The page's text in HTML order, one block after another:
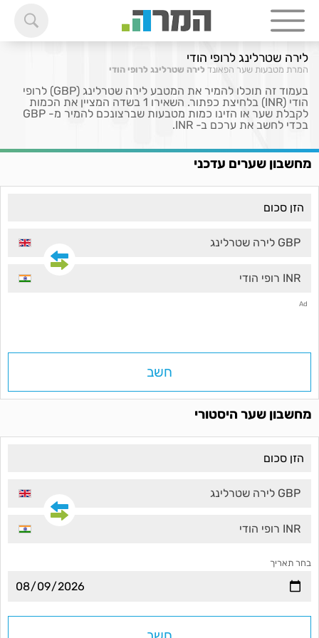
לירה שטרלינג לרופי הודי
המרת מטבעות שער הפאונד לירה שטרלינג לרופי הודי
בעמוד זה תוכלו להמיר את המטבע לירה שטרלינג (GBP) לרופי
הודי (INR) בלחיצת כפתור. השאירו 1 בשדה המציין את הכמות
לקבלת שער או הזינו כמות מטבעות שברצונכם להמיר מ- GBP
בכדי לחשב את ערכם ב- INR.
מחשבון שערים עדכני
GBP לירה שטרלינג
INR רופי הודי
Ad
חשב
מחשבון שער היסטורי
GBP לירה שטרלינג
INR רופי הודי
בחר תאריך